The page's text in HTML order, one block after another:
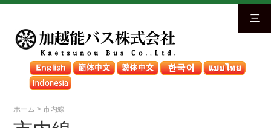
三
ホーム >市内線